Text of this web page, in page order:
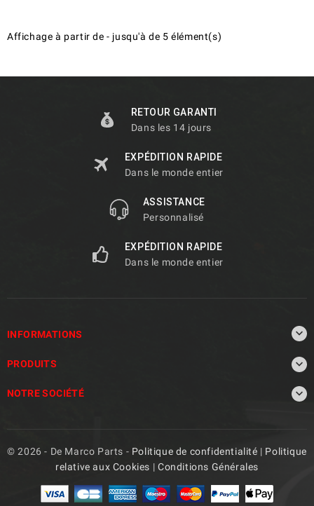
Affichage à partir de- jusqu'àde 5élément(s)
RETOUR GARANTI
Dans les 14 jours
EXPÉDITION RAPIDE
Dans le monde entier
ASSISTANCE
Personnalisé
EXPÉDITION RAPIDE
Dans le monde entier
INFORMATIONS 
PRODUITS 
NOTRE SOCIÉTÉ 
© 2026 - De Marco Parts - Politique de confidentialité | Politique
relative aux Cookies | Conditions Générales